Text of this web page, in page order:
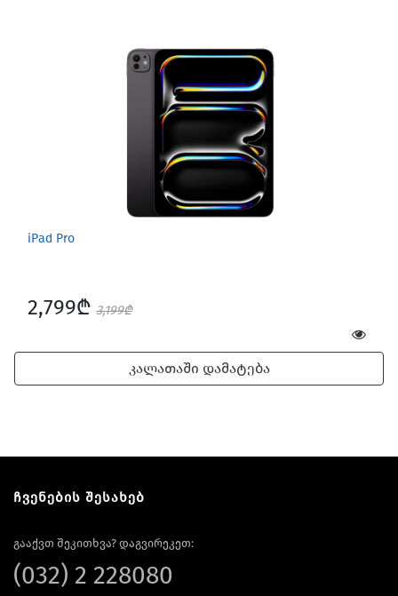
iPad Pro
2,799₾ 3,199₾
კალათაში დამატება
ჩვენების შესახებ
გააქვთ შეკითხვა? დაგვირეკეთ:
(032) 2 228080